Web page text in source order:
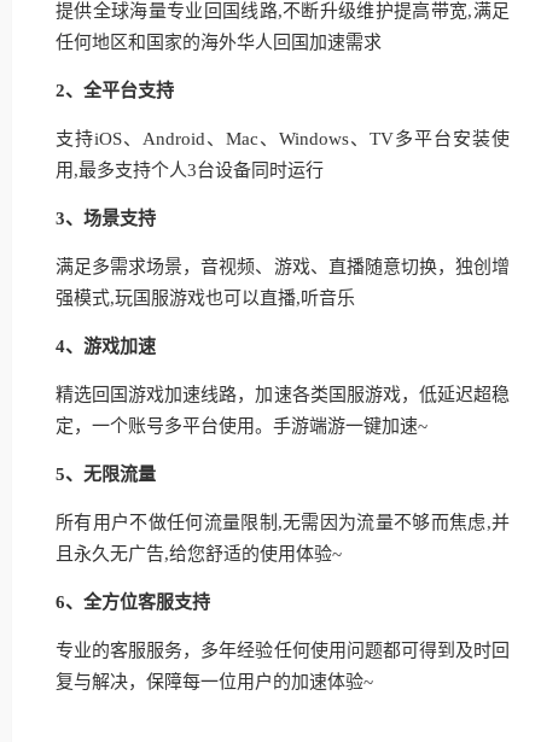
提供全球海量专业回国线路,不断升级维护提高带宽,满足
任何地区和国家的海外华人回国加速需求
2、全平台支持
支持iOS、Android、Mac、Windows、TV多平台安装使
用,最多支持个人3台设备同时运行
3、场景支持
满足多需求场景，音视频、游戏、直播随意切换，独创增
强模式,玩国服游戏也可以直播,听音乐
4、游戏加速
精选回国游戏加速线路，加速各类国服游戏，低延迟超稳
定，一个账号多平台使用。手游端游一键加速~
5、无限流量
所有用户不做任何流量限制,无需因为流量不够而焦虑,并
且永久无广告,给您舒适的使用体验~
6、全方位客服支持
专业的客服服务，多年经验任何使用问题都可得到及时回
复与解决，保障每一位用户的加速体验~